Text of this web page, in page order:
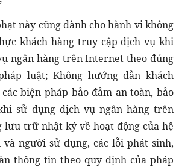
này cũng dành cho hành vi không
khách hàng truy cập dịch vụ khi
ngân hàng trên Internet theo đúng
luật; Không hướng dẫn khách
biện pháp bảo đảm an toàn, bảo
sử dụng dịch vụ ngân hàng trên
lưu trữ nhật ký về hoạt động của hệ
người sử dụng, các lỗi phát sinh,
thông tin theo quy định của pháp